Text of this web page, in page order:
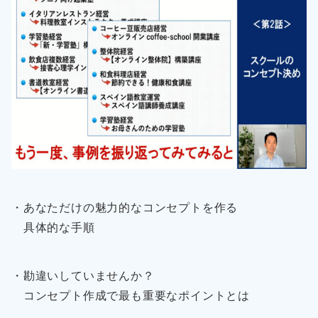
・あなただけの魅力的なコンセプトを作る
具体的な手順
・勘違いしていませんか？
コンセプト作成で最も重要なポイントとは